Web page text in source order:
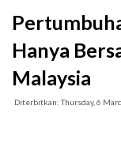
Hanya
Malaysia
Diterbitkan: Thursday, 6